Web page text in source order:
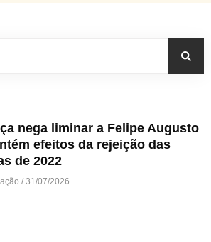
nega liminar a Felipe Augusto
efeitos da rejeição das
de 2022
31/07/2026